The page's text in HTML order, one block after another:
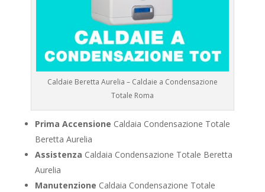
Caldaie Beretta Aurelia – Caldaie a Condensazione
Totale Roma
Prima Accensione Caldaia Condensazione Totale
Beretta Aurelia
Assistenza Caldaia Condensazione Totale Beretta
Aurelia
Manutenzione Caldaia Condensazione Totale